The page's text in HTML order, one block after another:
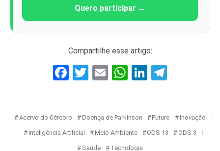
Quero participar →
Compartilhe esse artigo:
Facebook
Twitter
EmailWhatsApp
LinkedIn
Acervo do Cérebro Doença de Parkinson Futuro Inovação
Inteligência Artificial Meio Ambiente ODS 13 ODS 3
Saúde Tecnologia